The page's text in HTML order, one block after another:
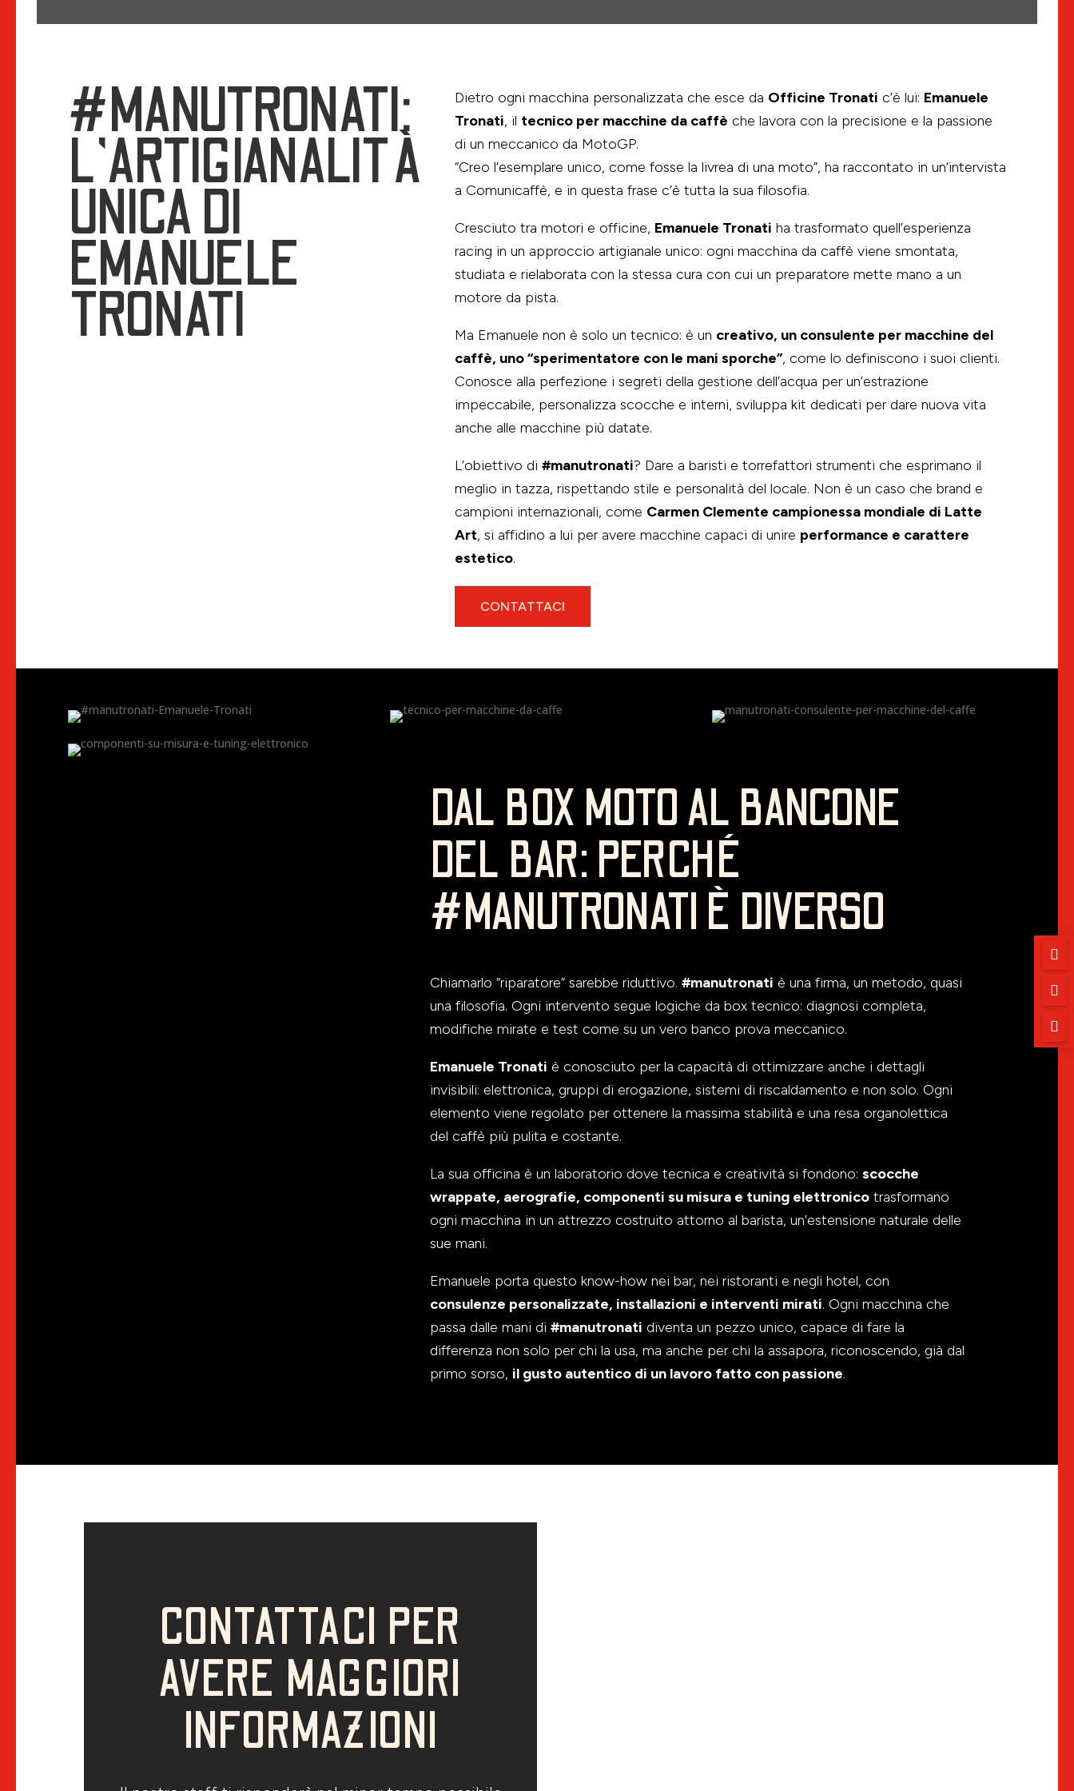
#MANUTRONATI:
L’ARTIGIANALITÀ
UNICA DI
EMANUELE
TRONATI
Dietro ogni macchina personalizzata che esce da Officine Tronati c’è lui: Emanuele
Tronati, il tecnico per macchine da caffè che lavora con la precisione e la passione
di un meccanico da MotoGP.
“Creo l’esemplare unico, come fosse la livrea di una moto”, ha raccontato in un’intervista
a Comunicaffè, e in questa frase c’è tutta la sua filosofia.
Cresciuto tra motori e officine, Emanuele Tronati ha trasformato quell’esperienza
racing in un approccio artigianale unico: ogni macchina da caffè viene smontata,
studiata e rielaborata con la stessa cura con cui un preparatore mette mano a un
motore da pista.
Ma Emanuele non è solo un tecnico: è un creativo, un consulente per macchine del
caffè, uno “sperimentatore con le mani sporche”, come lo definiscono i suoi clienti.
Conosce alla perfezione i segreti della gestione dell’acqua per un’estrazione
impeccabile, personalizza scocche e interni, sviluppa kit dedicati per dare nuova vita
anche alle macchine più datate.
L’obiettivo di #manutronati? Dare a baristi e torrefattori strumenti che esprimano il
meglio in tazza, rispettando stile e personalità del locale. Non è un caso che brand e
campioni internazionali, come Carmen Clemente campionessa mondiale di Latte
Art, si affidino a lui per avere macchine capaci di unire performance e carattere
estetico.
CONTATTACI
DAL BOX MOTO AL BANCONE
DEL BAR: PERCHÉ
#MANUTRONATI È DIVERSO
Chiamarlo “riparatore” sarebbe riduttivo.#manutronati è una firma, un metodo, quasi
una filosofia. Ogni intervento segue logiche da box tecnico: diagnosi completa,
modifiche mirate e test come su un vero banco prova meccanico.
Emanuele Tronati è conosciuto per la capacità di ottimizzare anche i dettagli
invisibili: elettronica, gruppi di erogazione, sistemi di riscaldamento e non solo. Ogni
elemento viene regolato per ottenere la massima stabilità e una resa organolettica
del caffè più pulita e costante.
La sua officina è un laboratorio dove tecnica e creatività si fondono:scocche
wrappate, aerografie, componenti su misura e tuning elettronico trasformano
ogni macchina in un attrezzo costruito attorno al barista, un’estensione naturale delle
sue mani.
Emanuele porta questo know-how nei bar, nei ristoranti e negli hotel, con
consulenze personalizzate, installazioni e interventi mirati. Ogni macchina che
passa dalle mani di#manutronati diventa un pezzo unico, capace di fare la
differenza non solo per chi la usa, ma anche per chi la assapora, riconoscendo, già dal
primo sorso, il gusto autentico di un lavoro fatto con passione.
CONTATTACI PER
AVERE MAGGIORI
INFORMAZIONI


